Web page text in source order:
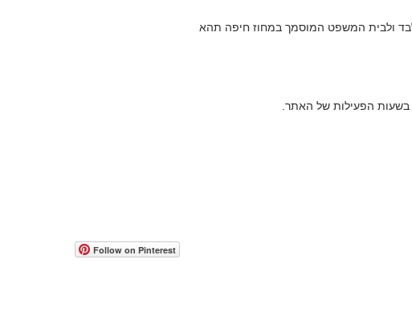
ולבית המשפט המוסמך במחוז חיפה תהא
בשעות הפעילות של האתר.
Follow on Pinterest